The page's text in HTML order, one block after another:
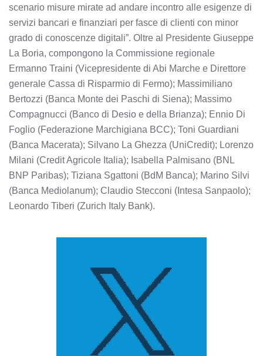
scenario misure mirate ad andare incontro alle esigenze di
servizi bancari e finanziari per fasce di clienti con minor
grado di conoscenze digitali”. Oltre al Presidente Giuseppe
La Boria, compongono la Commissione regionale
Ermanno Traini (Vicepresidente di Abi Marche e Direttore
generale Cassa di Risparmio di Fermo); Massimiliano
Bertozzi (Banca Monte dei Paschi di Siena); Massimo
Compagnucci (Banco di Desio e della Brianza); Ennio Di
Foglio (Federazione Marchigiana BCC); Toni Guardiani
(Banca Macerata); Silvano La Ghezza (UniCredit); Lorenzo
Milani (Credit Agricole Italia); Isabella Palmisano (BNL
BNP Paribas); Tiziana Sgattoni (BdM Banca); Marino Silvi
(Banca Mediolanum); Claudio Stecconi (Intesa Sanpaolo);
Leonardo Tiberi (Zurich Italy Bank).